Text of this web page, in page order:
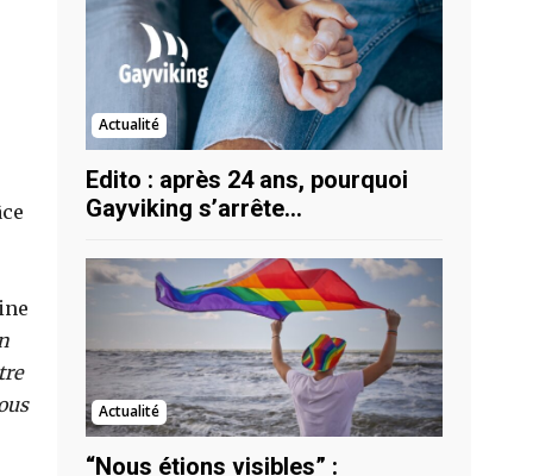
Actualité
Edito : après 24 ans, pourquoi
Gayviking s’arrête…
Actualité
“Nous étions visibles” :